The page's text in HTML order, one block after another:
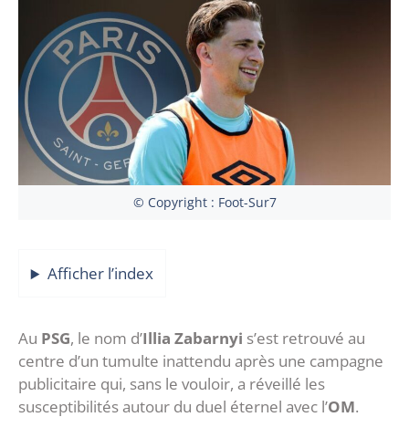
© Copyright : Foot-Sur7
Afficher l’index
‎Au PSG, le nom d’Illia Zabarnyi s’est retrouvé au
centre d’un tumulte inattendu après une campagne
publicitaire qui, sans le vouloir, a réveillé les
susceptibilités autour du duel éternel avec l’OM.